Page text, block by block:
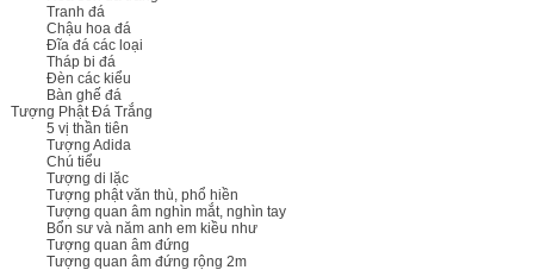
Tranh đá
Chậu hoa đá
Đĩa đá các loại
Tháp bi đá
Đèn các kiểu
Bàn ghế đá
Tượng Phật Đá Trắng
5 vị thần tiên
Tượng Adida
Chú tiểu
Tượng di lặc
Tượng phật văn thù, phổ hiền
Tượng quan âm nghìn mắt, nghìn tay
Bổn sư và năm anh em kiều như
Tượng quan âm đứng
Tượng quan âm đứng rộng 2m